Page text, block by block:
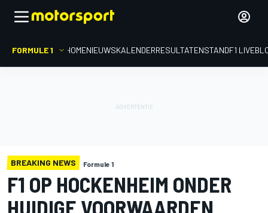
FORMULE 1 HOMENIEUWSKALENDERRESULTATENSTANDF1
BREAKING NEWS Formule 1
F1 OP HOCKENHEIM ONDER
HUIDIGE VOORWAARDEN